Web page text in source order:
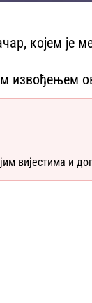
којем
извођењем
вијестима и